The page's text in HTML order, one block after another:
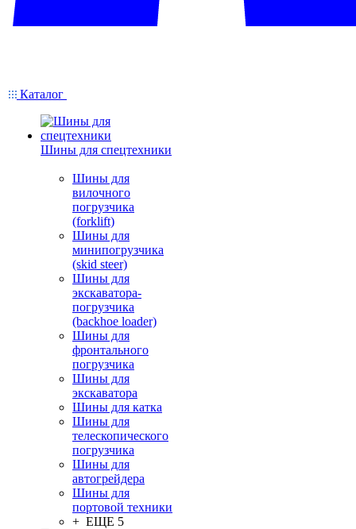
Каталог
Шины для спецтехники
Шины для
вилочного
погрузчика
(forklift)
Шины для
минипогрузчика
(skid steer)
Шины для
экскаватора-
погрузчика
(backhoe loader)
Шины для
фронтального
погрузчика
Шины для
экскаватора
Шины для катка
Шины для
телескопического
погрузчика
Шины для
автогрейдера
Шины для
портовой техники
+ ЕЩЕ 5